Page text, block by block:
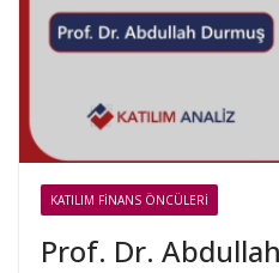
KATILIM FINANS ÖNCÜLERI
Prof. Dr.